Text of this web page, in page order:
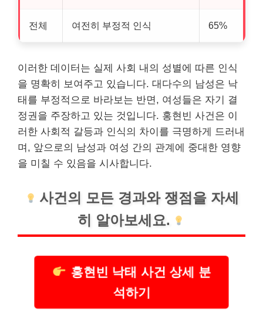
전체 여전히 부정적 인식 65%
이러한 데이터는 실제 사회 내의 성별에 따른 인식
을 명확히 보여주고 있습니다. 대다수의 남성은 낙
태를 부정적으로 바라보는 반면, 여성들은 자기 결
정권을 주장하고 있는 것입니다. 홍현빈 사건은 이
러한 사회적 갈등과 인식의 차이를 극명하게 드러내
며, 앞으로의 남성과 여성 간의 관계에 중대한 영향
을 미칠 수 있음을 시사합니다.
사건의 모든 경과와 쟁점을 자세
히 알아보세요.
홍현빈 낙태 사건 상세 분
석하기